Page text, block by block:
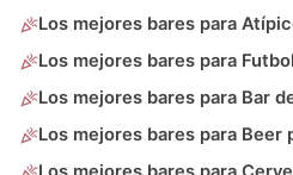
Los mejores bares para
Los mejores bares para
Los mejores bares para Bar
Los mejores bares para Beer